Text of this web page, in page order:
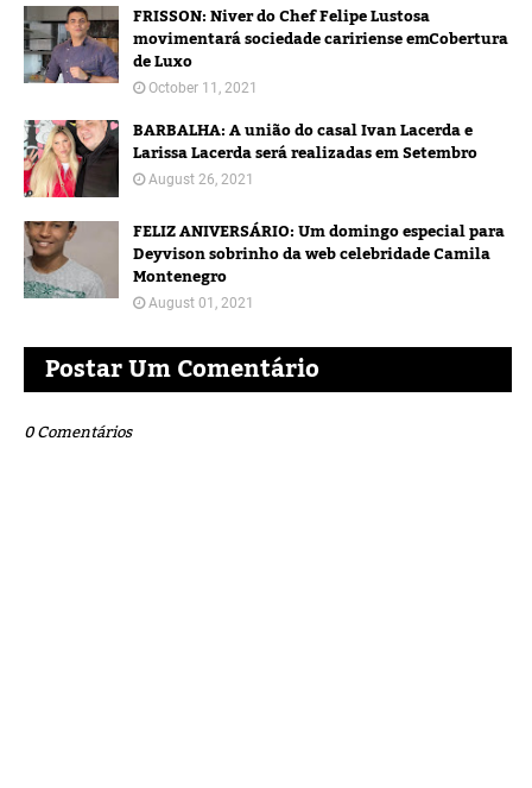
FRISSON: Niver do Chef Felipe Lustosa
movimentará sociedade caririense emCobertura
de Luxo
October 11, 2021
BARBALHA: A união do casal Ivan Lacerda e
Larissa Lacerda será realizadas em Setembro
August 26, 2021
FELIZ ANIVERSÁRIO: Um domingo especial para
Deyvison sobrinho da web celebridade Camila
Montenegro
August 01, 2021
Postar Um Comentário
0 Comentários